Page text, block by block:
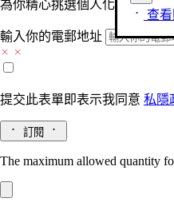
查
為你精心挑選個人化的驚喜及
輸入你的電郵地址
提交此表單即表示我同意 私隱
訂閱
The maximum allowed quantity